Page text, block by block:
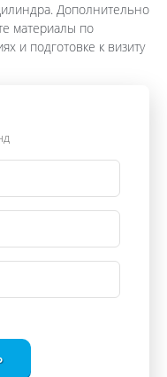
Дополнительно
материалы по
и подготовке к визиту